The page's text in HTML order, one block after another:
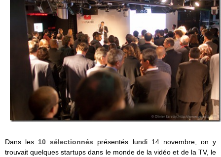
Dans les 10 sélectionnés présentés lundi 14 novembre, on y
trouvait quelques startups dans le monde de la vidéo et de la TV, le